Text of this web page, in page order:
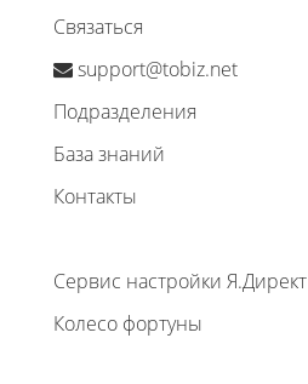
Связаться
support@tobiz.net
Подразделения
База знаний
Контакты
Сервис настройки Я.Директ
Колесо фортуны